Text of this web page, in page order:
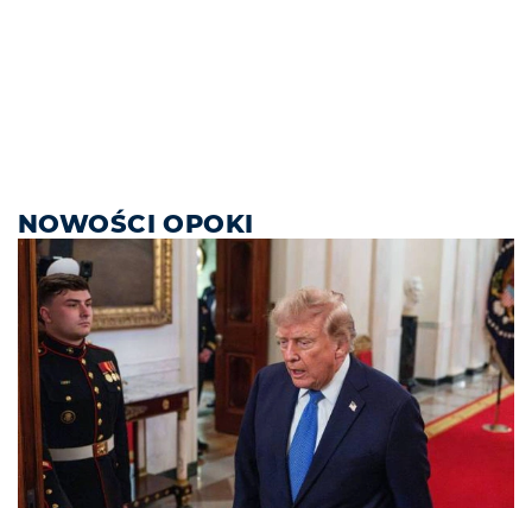
NOWOŚCI OPOKI